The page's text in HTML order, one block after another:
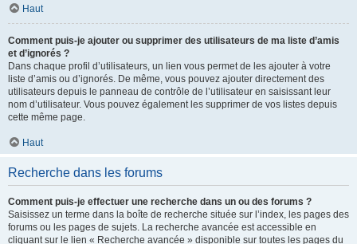
Haut
Comment puis-je ajouter ou supprimer des utilisateurs de ma liste d’amis
et d’ignorés ?
Dans chaque profil d’utilisateurs, un lien vous permet de les ajouter à votre
liste d’amis ou d’ignorés. De même, vous pouvez ajouter directement des
utilisateurs depuis le panneau de contrôle de l’utilisateur en saisissant leur
nom d’utilisateur. Vous pouvez également les supprimer de vos listes depuis
cette même page.
Haut
Recherche dans les forums
Comment puis-je effectuer une recherche dans un ou des forums ?
Saisissez un terme dans la boîte de recherche située sur l’index, les pages des
forums ou les pages de sujets. La recherche avancée est accessible en
cliquant sur le lien « Recherche avancée » disponible sur toutes les pages du